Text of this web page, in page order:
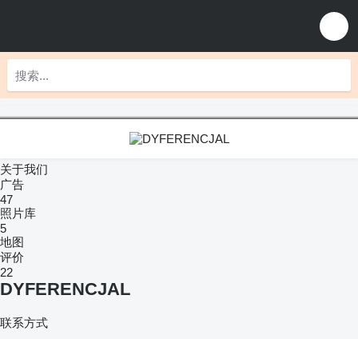
关于我们
广告
47
照片库
5
地图
评价
22
DYFERENCJAL
联系方式